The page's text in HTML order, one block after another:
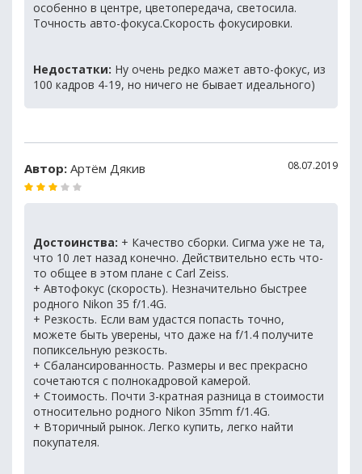
особенно в центре, цветопередача, светосила.
Точность авто-фокуса.Скорость фокусировки.
Недостатки: Ну очень редко мажет авто-фокус, из
100 кадров 4-19, но ничего не бывает идеального)
Автор: Артём Дякив 08.07.2019
Достоинства: + Качество сборки. Сигма уже не та,
что 10 лет назад конечно. Действительно есть что-
то общее в этом плане с Carl Zeiss.
+ Автофокус (скорость). Незначительно быстрее
родного Nikon 35 f/1.4G.
+ Резкость. Если вам удастся попасть точно,
можете быть уверены, что даже на f/1.4 получите
попиксельную резкость.
+ Сбалансированность. Размеры и вес прекрасно
сочетаются с полнокадровой камерой.
+ Стоимость. Почти 3-кратная разница в стоимости
относительно родного Nikon 35mm f/1.4G.
+ Вторичный рынок. Легко купить, легко найти
покупателя.